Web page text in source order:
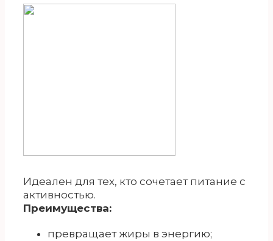
Идеален для тех, кто сочетает питание с
активностью.
Преимущества:
превращает жиры в энергию;